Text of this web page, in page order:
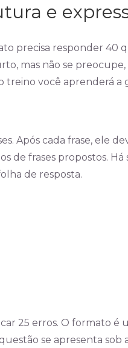
e
precisa responder 40
mas não se preocupe,
você aprenderá a
Após cada frase, ele
de frases propostos.
de resposta.
25 erros. O formato é
se apresenta sob